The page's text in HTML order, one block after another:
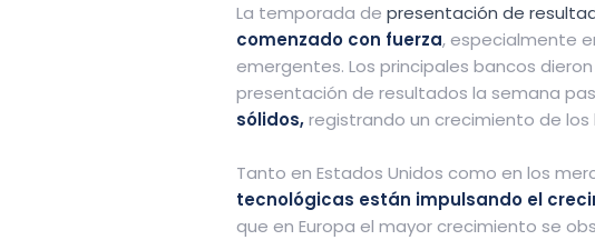
La temporada de presentación de
comenzado con fuerza, especialmente
emergentes. Los principales bancos
presentación de resultados la semana
sólidos,registrando un crecimiento de los
Tanto en Estados Unidos como en los
tecnológicas están impulsando el
que en Europa el mayor crecimiento se